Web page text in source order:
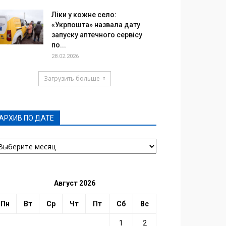
Ліки у кожне село:
«Укрпошта» назвала дату
запуску аптечного сервісу
по...
28.02.2026
Загрузить больше
ПО ДАТЕ
Август 2026
Пн Вт Ср Чт Пт Сб Вс
1 2